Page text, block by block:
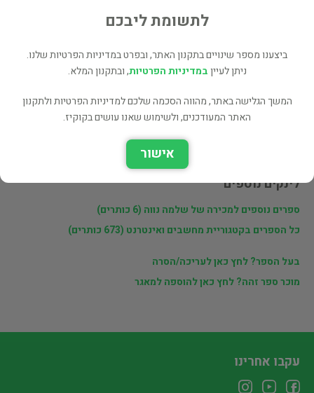
פרטי המוכר
לינקים נוספים
ספרים נוספים למכירה של שלמה נווה (6 כותרים)
כל הספרים בקטגוריית מחשבים ואינטרנט (673 כותרים)
בעל הספר? לחץ כאן לעריכה/הסרה
מוכר ספר זהה? לחץ כאן להוספה למאגר
לתשומת ליבכם
ביצענו מספר שינויים בתקנון האתר, ובפרט במדיניות הפרטיות שלנו.
ניתן לעייןבמדיניות הפרטיות, ובתקנון המלא.
המשך הגלישה באתר, מהווה הסכמה שלכם למדיניות הפרטיות ולתקנון
האתר המעודכנים, ולשימוש שאנו עושים בקוקיז.
אישור
עקבו אחרינו